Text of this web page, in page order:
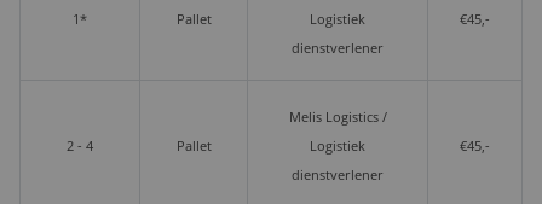
1* Pallet
Logistiek
dienstverlener
€45,-
2 - 4 Pallet
Melis Logistics /
Logistiek
dienstverlener
€45,-